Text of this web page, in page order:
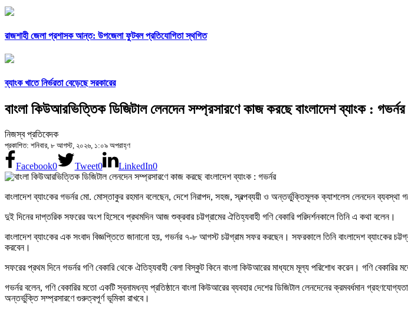
রাজশাহী জেলা প্রশাসক আন্ত: উপজেলা ফুটবল প্রতিযোগিতা স্থগিত
ব্যাংক খাতে নির্ভরতা বেড়েছে সরকারের
বাংলা কিউআরভিত্তিক ডিজিটাল লেনদেন সম্প্রসারণে কাজ করছে বাংলাদেশ ব্যাংক : গভর্নর
নিজস্ব প্রতিবেদক
প্রকাশিত: শনিবার, ৮ আগস্ট, ২০২৬, ১:০৯ অপরাহ্ণ
Facebook0 Tweet0 LinkedIn0
বাংলাদেশ ব্যাংকের গভর্নর মো. মোস্তাকুর রহমান বলেছেন, দেশে নিরাপদ, সহজ, স্বল্পব্যয়ী ও অন্তর্ভুক্তিমূলক ক্যাশলেস লেনদেন ব্যবস্থা
দুই দিনের দাপ্তরিক সফরের অংশ হিসেবে প্রথমদিন আজ শুক্রবার চট্টগ্রামের ঐতিহ্যবাহী গণি বেকারি পরিদর্শনকালে তিনি এ কথা বলেন।
বাংলাদেশ ব্যাংকের এক সংবাদ বিজ্ঞপ্তিতে জানানো হয়, গভর্নর ৭-৮ আগস্ট চট্টগ্রাম সফর করছেন। সফরকালে তিনি বাংলাদেশ ব্যাংকের
করবেন।
সফরের প্রথম দিনে গভর্নর গণি বেকারি থেকে ঐতিহ্যবাহী বেলা বিস্কুট কিনে বাংলা কিউআরের মাধ্যমে মূল্য পরিশোধ করেন। গণি
গভর্নর বলেন, গণি বেকারির মতো একটি স্বনামধন্য প্রতিষ্ঠানে বাংলা কিউআরের ব্যবহার দেশের ডিজিটাল লেনদেনের ক্রমবর্ধমান
অন্তর্ভুক্তি সম্প্রসারণে গুরুত্বপূর্ণ ভূমিকা রাখবে।